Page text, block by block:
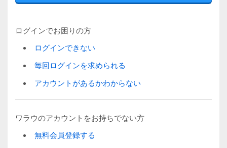
ログインでお困りの方
ログインできない
毎回ログインを求められる
アカウントがあるかわからない
ワラウのアカウントをお持ちでない方
無料会員登録する